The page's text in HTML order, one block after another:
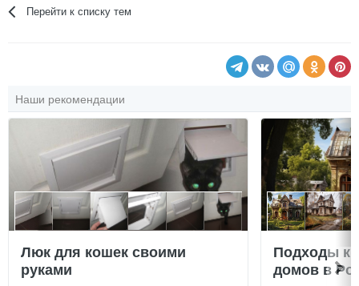
Перейти к списку тем
Наши рекомендации
Люк для кошек своими
руками
Подходы к
домов в